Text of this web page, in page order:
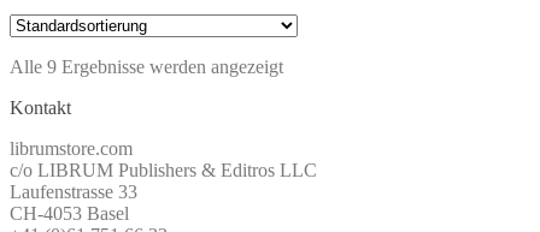
Alle 9 Ergebnisse werden angezeigt
Kontakt
librumstore.com
c/o LIBRUM Publishers & Editros LLC
Laufenstrasse 33
CH-4053 Basel